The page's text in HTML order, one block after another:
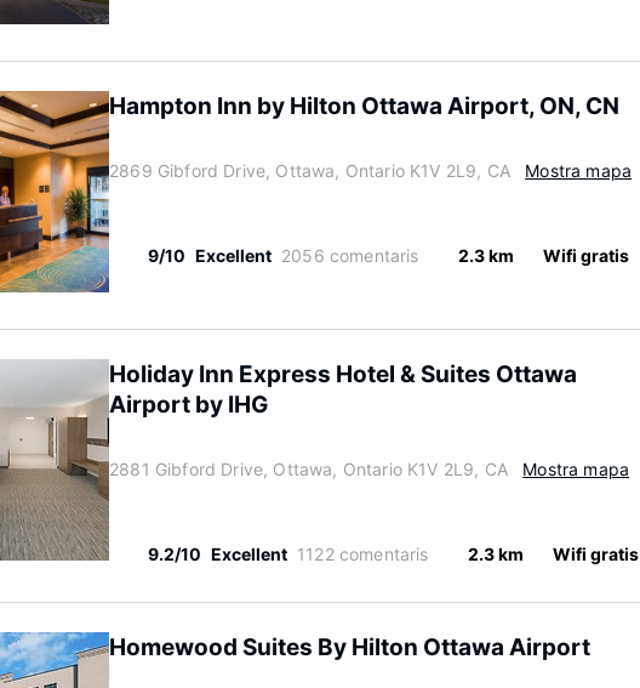
Hampton Inn by Hilton Ottawa Airport, ON, CN
2869 Gibford Drive, Ottawa, Ontario K1V 2L9, CA Mostra mapa
9/10 Excellent 2056 comentaris 2.3 km Wifi gratis
Holiday Inn Express Hotel & Suites Ottawa
Airport by IHG
2881 Gibford Drive, Ottawa, Ontario K1V 2L9, CA Mostra mapa
9.2/10 Excellent 1122 comentaris 2.3 km Wifi gratis
Homewood Suites By Hilton Ottawa Airport